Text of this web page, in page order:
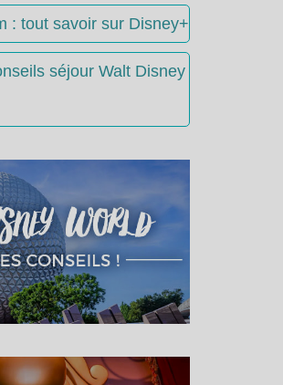
: tout savoir sur Disney+
séjour Walt Disney